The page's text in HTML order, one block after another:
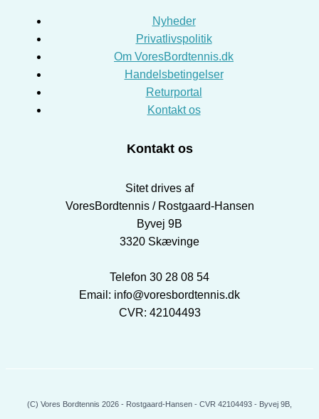
Nyheder
Privatlivspolitik
Om VoresBordtennis.dk
Handelsbetingelser
Returportal
Kontakt os
Kontakt os
Sitet drives af
VoresBordtennis / Rostgaard-Hansen
Byvej 9B
3320 Skævinge
Telefon 30 28 08 54
Email: info@voresbordtennis.dk
CVR: 42104493
(C) Vores Bordtennis 2026 - Rostgaard-Hansen - CVR 42104493 - Byvej 9B,